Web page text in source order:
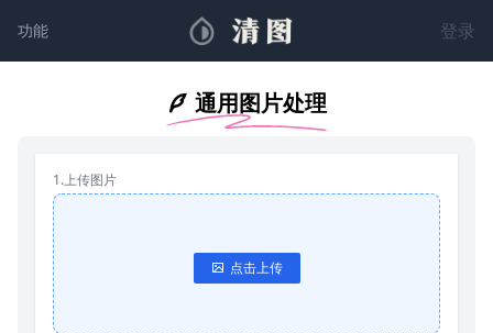
功能 登录
通用图片处理
1.上传图片
点击上传